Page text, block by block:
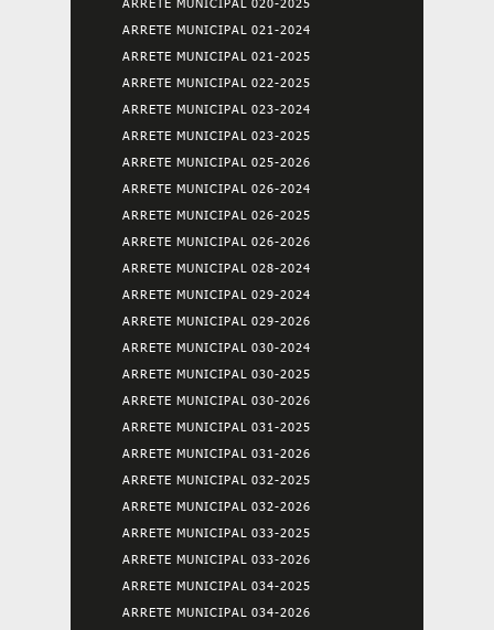
ARRETE MUNICIPAL 021-2024
ARRETE MUNICIPAL 021-2025
ARRETE MUNICIPAL 022-2025
ARRETE MUNICIPAL 023-2024
ARRETE MUNICIPAL 023-2025
ARRETE MUNICIPAL 025-2026
ARRETE MUNICIPAL 026-2024
ARRETE MUNICIPAL 026-2025
ARRETE MUNICIPAL 026-2026
ARRETE MUNICIPAL 028-2024
ARRETE MUNICIPAL 029-2024
ARRETE MUNICIPAL 029-2026
ARRETE MUNICIPAL 030-2024
ARRETE MUNICIPAL 030-2025
ARRETE MUNICIPAL 030-2026
ARRETE MUNICIPAL 031-2025
ARRETE MUNICIPAL 031-2026
ARRETE MUNICIPAL 032-2025
ARRETE MUNICIPAL 032-2026
ARRETE MUNICIPAL 033-2025
ARRETE MUNICIPAL 033-2026
ARRETE MUNICIPAL 034-2025
ARRETE MUNICIPAL 034-2026